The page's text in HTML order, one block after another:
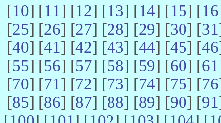
[10] [11] [12] [13] [14] [15] [16
[25] [26] [27] [28] [29] [30] [31
[40] [41] [42] [43] [44] [45] [46
[55] [56] [57] [58] [59] [60] [61
[70] [71] [72] [73] [74] [75] [76
[85] [86] [87] [88] [89] [90] [91